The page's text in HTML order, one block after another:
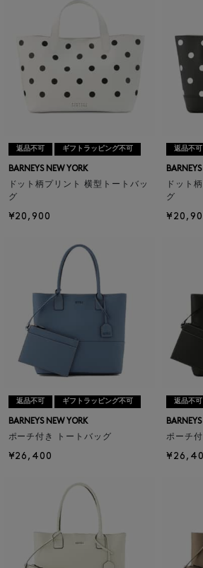
返品不可 ギフトラッピング不可
BARNEYS NEW YORK
ドット柄プリント 横型トートバッ
グ
¥20,900
返品不可
ドット
グ
返品不可 ギフトラッピング不可
BARNEYS NEW YORK
ポーチ付き トートバッグ
¥26,400
返品不可
ポーチ